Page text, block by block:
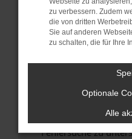
Veraltete Software
Sicherheitsrisiko,
führen, dass
unterstützt werden.
Wende dich an
Wenn du alle oben
hast, kontaktiere uns
uns diesen Text
Fehlersuche zu
zu verbessern. Zudem
die von dritten
Sie auf anderen
zu schalten, die für Ihre
Optionale
Alle